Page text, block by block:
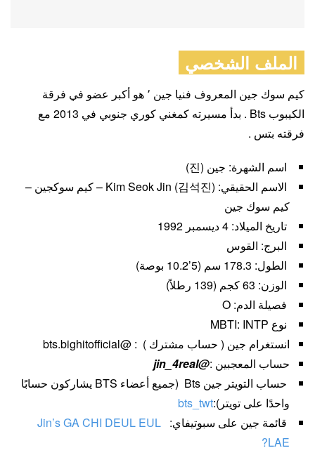
الملف الشخصي
كيم سوك جين المعروف فنيا جين ٬ هو أكبر عضو في فرقة
الكيبوب Bts . بدأ مسيرته كمغني كوري جنوبي في 2013 مع
فرقته بتس .
اسم الشهرة: جين (진)
الاسم الحقيقي: Kim Seok Jin (김석진) – كيم سوكجين –
كيم سوك جين
تاريخ الميلاد: 4 ديسمبر 1992
البرج: القوس
الطول: 178.3 سم (5’10.2 بوصة)
الوزن: 63 كجم (139 رطلاً)
فصيلة الدم: O
نوع MBTI: INTP
انستغرام جين ( حساب مشترك ) : @bts.bighitofficial
حساب المعجبين :@jin_4real
حساب التويتر جين Bts (جميع أعضاء BTS يشاركون حسابًا
واحدًا على تويتر):bts_twt
قائمة جين على سبوتيفاي: Jin’s GA CHI DEUL EUL
LAE?